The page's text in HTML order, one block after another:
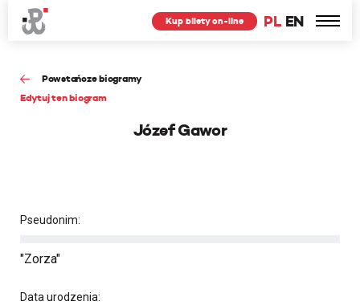
PL EN
Kup bilety on-line
Powstańcze biogramy
Edytuj ten biogram
Józef Gawor
Pseudonim:
"Zorza"
Data urodzenia: